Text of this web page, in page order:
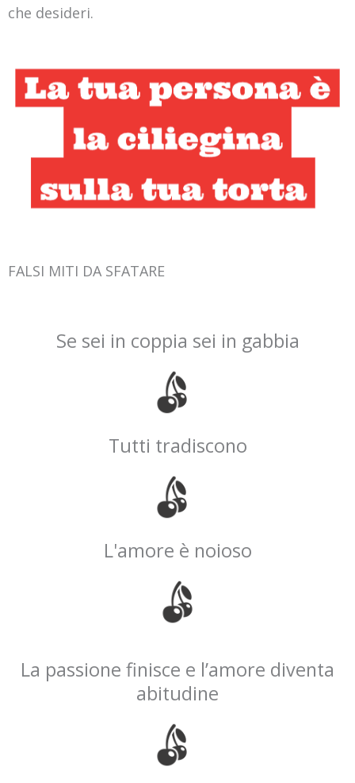
che desideri.
FALSI MITI DA SFATARE
Se sei in coppia sei in gabbia
Tutti tradiscono
L'amore è noioso
La passione finisce e l’amore diventa
abitudine